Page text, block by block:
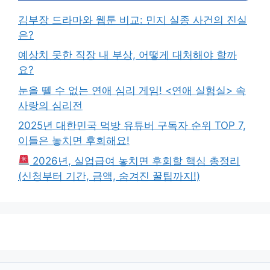
김부장 드라마와 웹툰 비교: 민지 실종 사건의 진실
은?
예상치 못한 직장 내 부상, 어떻게 대처해야 할까
요?
눈을 뗄 수 없는 연애 심리 게임! <연애 실험실> 속
사랑의 심리전
2025년 대한민국 먹방 유튜버 구독자 순위 TOP 7,
이들은 놓치면 후회해요!
2026년, 실업급여 놓치면 후회할 핵심 총정리
(신청부터 기간, 금액, 숨겨진 꿀팁까지!)